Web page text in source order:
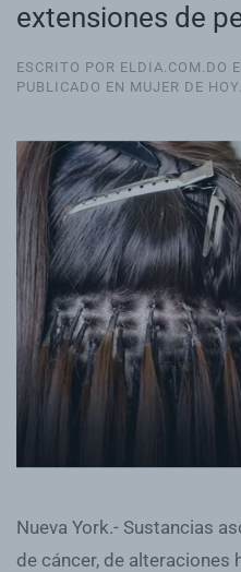
extensiones de
ESCRITO POR ELDIA.COM.DO
PUBLICADO EN MUJER DE HOY.
Nueva York.- Sustancias
de cáncer, de alteraciones